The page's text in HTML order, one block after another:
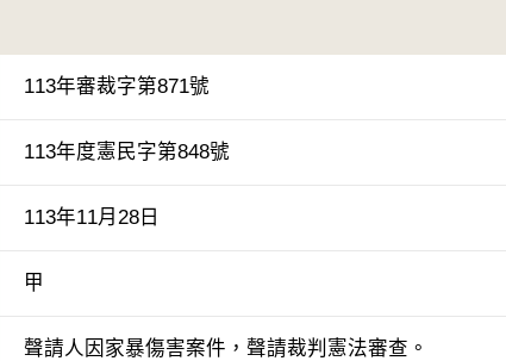
113年審裁字第871號
113年度憲民字第848號
113年11月28日
甲
聲請人因家暴傷害案件，聲請裁判憲法審查。